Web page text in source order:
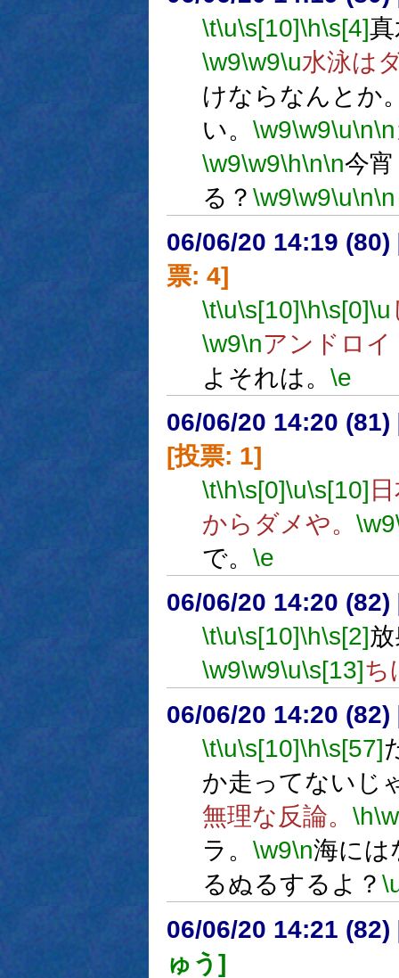
\t\u\s[10]\h\s[4]
\w9\w9\u水泳は
けならなんとか
い。 \w9\w9\u\n\n
\w9\w9\h\n\n今
る？ \w9\w9\u\n\n
06/06/20 14:19 (80)
票: 4]
\t\u\s[10]\h\s[0]\u
\w9\nアンドロ
よそれは。 \e
06/06/20 14:20 (81)
[投票: 1]
\t\h\s[0]\u\s[10]
からダメや。 \w9
で。 \e
06/06/20 14:20 (82)
\t\u\s[10]\h\s[2]
\w9\w9\u\s[13]ち
06/06/20 14:20 (82)
\t\u\s[10]\h\s[57]
か走ってないじ
無理な反論。 \h
ラ。 \w9\n海には
るぬるするよ？
06/06/20 14:21 (82)
ゅう]